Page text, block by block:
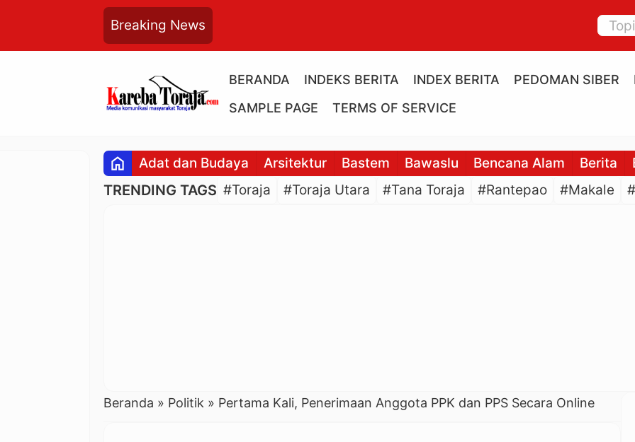
Breaking News
BERANDA INDEKS BERITA INDEX BERITA PEDOMAN SIBER
SAMPLE PAGE
TERMS OF SERVICE
home Adat dan Budaya Arsitektur Bastem Bawaslu Bencana Alam Berita
TRENDING TAGS #Toraja #Toraja Utara #Tana Toraja #Rantepao #Makale
Beranda » Politik » Pertama Kali, Penerimaan Anggota PPK dan PPS Secara Online